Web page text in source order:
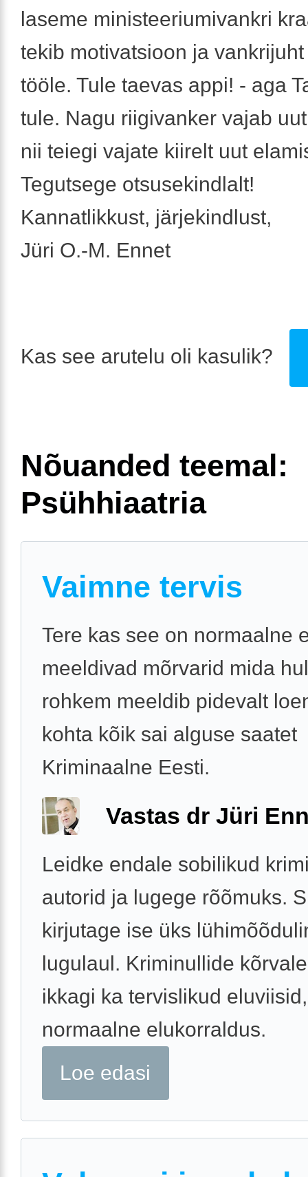
laseme ministeeriumivankri
tekib motivatsioon ja
tööle. Tule taevas appi! - aga
tule. Nagu riigivanker vajab
nii teiegi vajate kiirelt uut
Tegutsege otsusekindlalt!
Kannatlikkust, järjekindlust,
Jüri O.-M. Ennet
Kas see arutelu oli kasulik?
Nõuanded teemal:
Psühhiaatria
Vaimne tervis
Tere kas see on normaalne
meeldivad mõrvarid mida
rohkem meeldib pidevalt
kohta kõik sai alguse saatet
Kriminaalne Eesti.
Vastas dr Jüri
Leidke endale sobilikud
autorid ja lugege rõõmuks.
kirjutage ise üks
lugulaul. Kriminullide
ikkagi ka tervislikud
normaalne elukorraldus.
Loe edasi